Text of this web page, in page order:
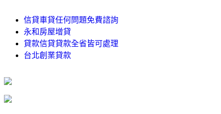
信貸車貸任何問題免費諮詢
永和房屋增貸
貸款信貸貸款全省皆可處理
台北創業貸款